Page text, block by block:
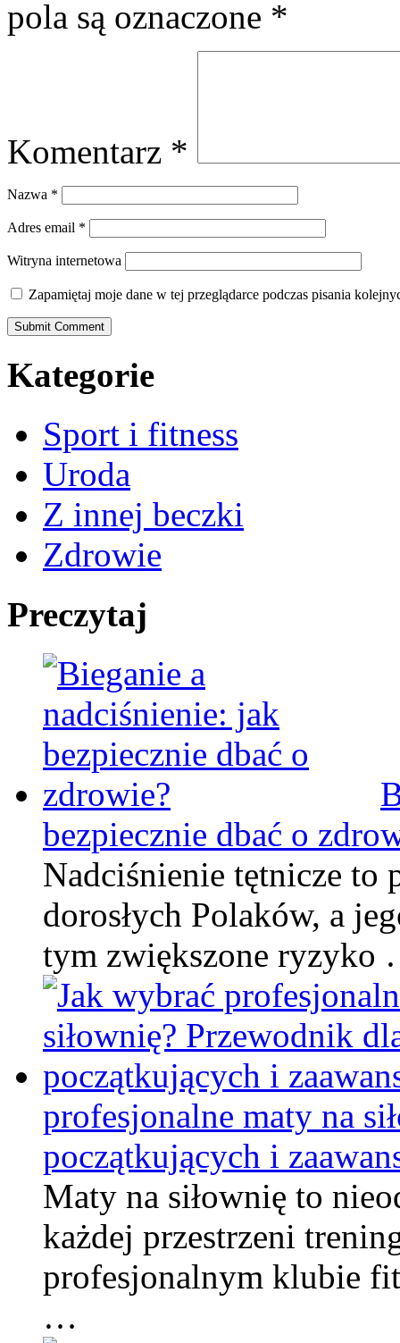
pola są oznaczone *
Komentarz *
Nazwa *
Adres email *
Witryna internetowa
Zapamiętaj moje dane w tej przeglądarce podczas pisania
Kategorie
Sport i fitness
Uroda
Z innej beczki
Zdrowie
Preczytaj
bezpiecznie dbać o
Nadciśnienie tętnicze to
dorosłych Polaków, a
tym zwiększone ryzyko
profesjonalne maty na
początkujących i
Maty na siłownię to
każdej przestrzeni
profesjonalnym klubie
…